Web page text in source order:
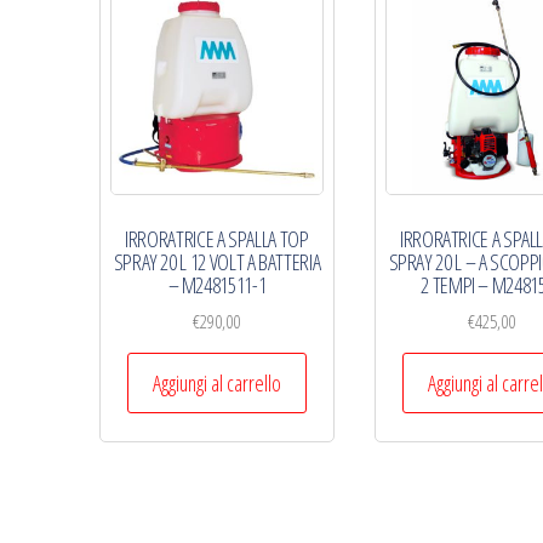
IRRORATRICE A SPALLA TOP
SPRAY 20 L 12 VOLT A BATTERIA
– M2481511-1
€290,00
Aggiungi al carrello
IRRORATRICE A
SPRAY 20 L – A
2 TEMPI –
€425,00
Aggiungi al